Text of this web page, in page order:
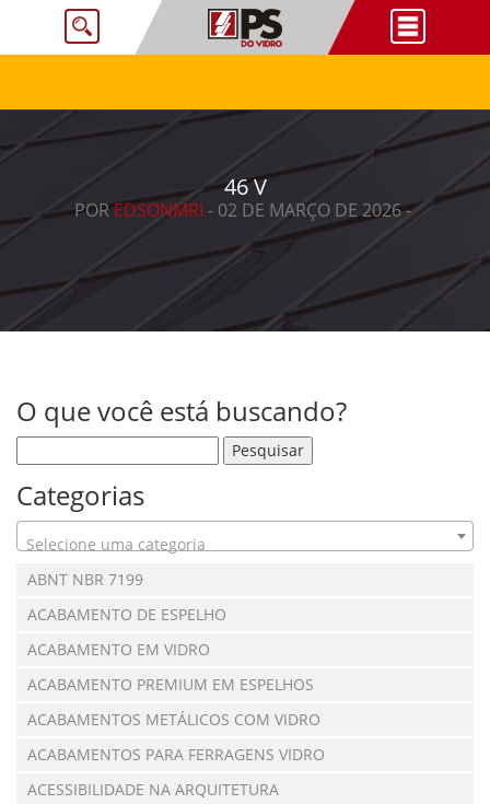
46 V
POREDSONMRI - 02 DE MARÇO DE 2026 -
O que você está buscando?
Categorias
Selecione uma categoria
ABNT NBR 7199
ACABAMENTO DE ESPELHO
ACABAMENTO EM VIDRO
ACABAMENTO PREMIUM EM ESPELHOS
ACABAMENTOS METÁLICOS COM VIDRO
ACABAMENTOS PARA FERRAGENS VIDRO
ACESSIBILIDADE NA ARQUITETURA